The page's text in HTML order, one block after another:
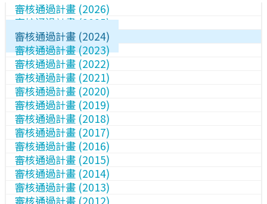
審核通過計畫 (2026)
審核通過計畫 (2025)
審核通過計畫 (2024)
審核通過計畫 (2023)
審核通過計畫 (2022)
審核通過計畫 (2021)
審核通過計畫 (2020)
審核通過計畫 (2019)
審核通過計畫 (2018)
審核通過計畫 (2017)
審核通過計畫 (2016)
審核通過計畫 (2015)
審核通過計畫 (2014)
審核通過計畫 (2013)
審核通過計畫 (2012)